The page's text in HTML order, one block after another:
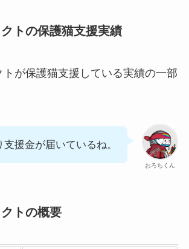
トの保護猫支援実績
トが保護猫支援している実績の一部
おろちくん
支援金が届いているね。
トの概要